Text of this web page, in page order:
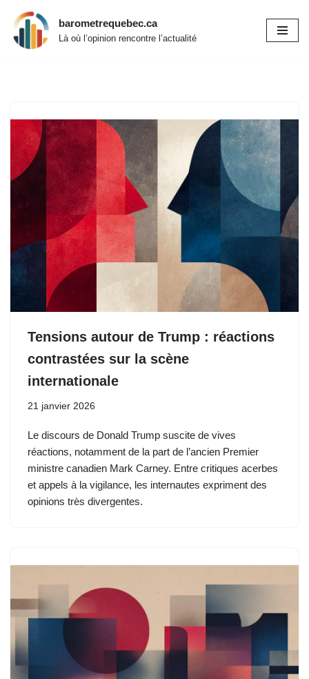
Aller
barometrequebec.ca
Là où l’opinion rencontre l’actualité
Tensions autour de Trump : réactions
contrastées sur la scène
internationale
21 janvier 2026
Le discours de Donald Trump suscite de vives
réactions, notamment de la part de l’ancien Premier
ministre canadien Mark Carney. Entre critiques acerbes
et appels à la vigilance, les internautes expriment des
opinions très divergentes.